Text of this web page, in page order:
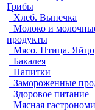
Грибы
Хлеб. Выпечка
Молоко и
продукты
Мясо. Птица. Яйцо
Бакалея
Напитки
Замороженные
Здоровое питание
Мясная